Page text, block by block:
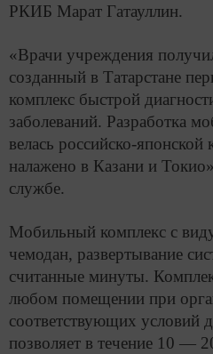
РКИБ Марат Гатауллин.
«Врачи учреждения
созданный в Татарстане
комплекс быстрой
заболеваний. Разработка
велась российско-
налажено в Казани и
службе.
Мобильный комплекс с
чемодан, развертывание
считанные минуты.
любом помещении при
соответствующих условий
позволяет в течение 10 —